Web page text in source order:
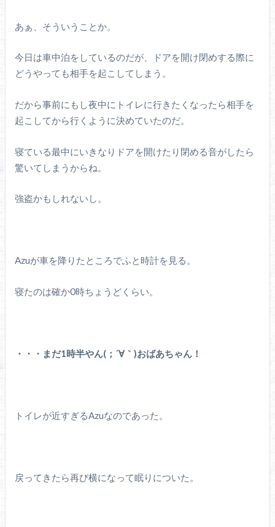
あぁ、そういうことか。
今日は車中泊をしているのだが、ドアを開け閉めする際に
どうやっても相手を起こしてしまう。
だから事前にもし夜中にトイレに行きたくなったら相手を
起こしてから行くように決めていたのだ。
寝ている最中にいきなりドアを開けたり閉める音がしたら
驚いてしまうからね。
強盗かもしれないし。
Azuが車を降りたところでふと時計を見る。
寝たのは確か0時ちょうどくらい。
・・・まだ1時半やん(；´∀｀)おばあちゃん！
トイレが近すぎるAzuなのであった。
戻ってきたら再び横になって眠りについた。